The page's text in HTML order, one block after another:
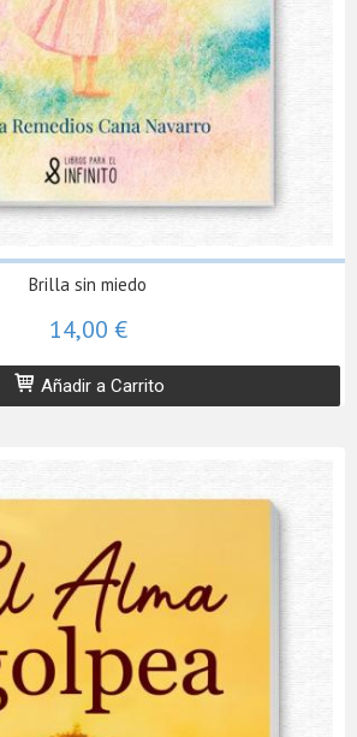
Brilla sin miedo
14,00 €
Añadir a Carrito